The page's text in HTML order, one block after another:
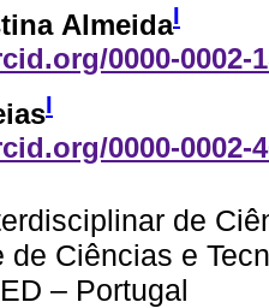
AlmeidaI
0000-0002-
I
0000-0002-
de
de Ciências e
– Portugal